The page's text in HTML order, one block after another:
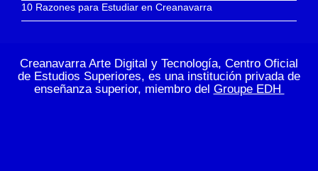
10 Razones para Estudiar en Creanavarra
Creanavarra Arte Digital y Tecnología, Centro Oficial
de Estudios Superiores, es una institución privada de
enseñanza superior, miembro del Groupe EDH